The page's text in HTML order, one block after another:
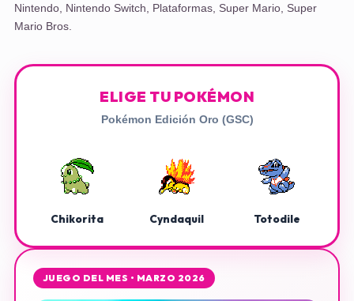
Nintendo, Nintendo Switch Plataformas, Super Mario, Super
Mario Bros.
ELIGE TU POKÉMON
Pokémon Edición Oro (GSC)
Chikorita Cyndaquil Totodile
JUEGO DEL MES • MARZO 2026